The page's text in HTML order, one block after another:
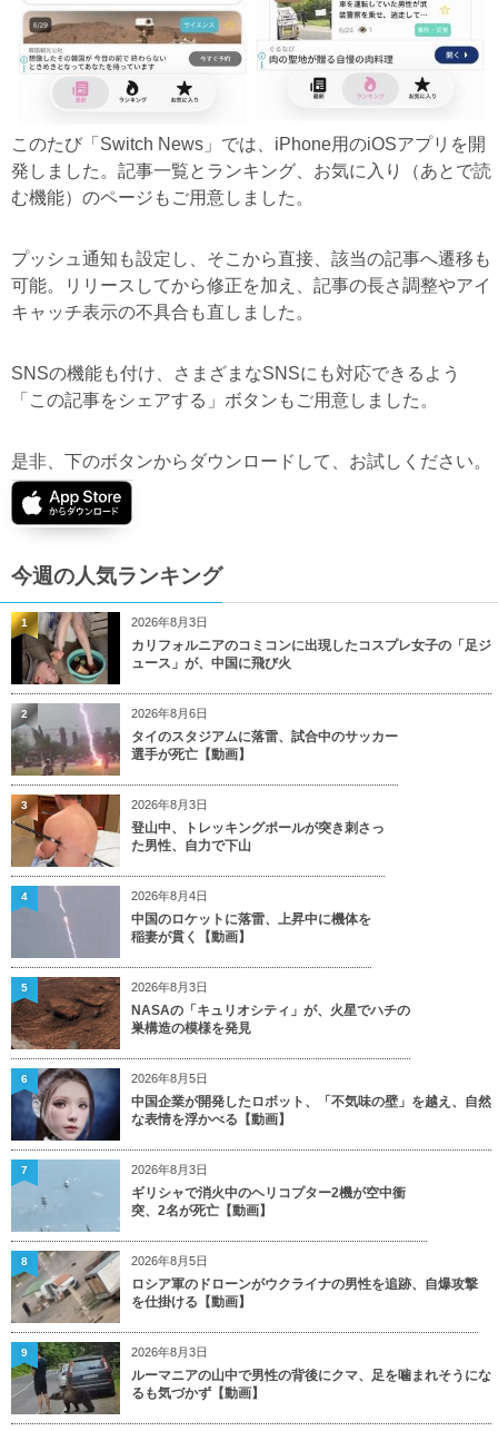
このたび「Switch News」では、iPhone用のiOSアプリを開
発しました。記事一覧とランキング、お気に入り（あとで読
む機能）のページもご用意しました。
プッシュ通知も設定し、そこから直接、該当の記事へ遷移も
可能。リリースしてから修正を加え、記事の長さ調整やアイ
キャッチ表示の不具合も直しました。
SNSの機能も付け、さまざまなSNSにも対応できるよう
「この記事をシェアする」ボタンもご用意しました。
是非、下のボタンからダウンロードして、お試しください。
今週の人気ランキング
2026年8月3日
カリフォルニアのコミコンに出現したコスプレ女子の「足ジ
ュース」が、中国に飛び火
1
2026年8月6日
タイのスタジアムに落雷、試合中のサッカー
選手が死亡【動画】
2
2026年8月3日
登山中、トレッキングポールが突き刺さっ
た男性、自力で下山
3
2026年8月4日
中国のロケットに落雷、上昇中に機体を
稲妻が貫く【動画】
4
2026年8月3日
NASAの「キュリオシティ」が、火星でハチの
巣構造の模様を発見
5
2026年8月5日
中国企業が開発したロボット、「不気味の壁」を越え、自然
な表情を浮かべる【動画】
6
2026年8月3日
ギリシャで消火中のヘリコプター2機が空中衝
突、2名が死亡【動画】
7
2026年8月5日
ロシア軍のドローンがウクライナの男性を追跡、自爆攻撃
を仕掛ける【動画】
8
2026年8月3日
ルーマニアの山中で男性の背後にクマ、足を噛まれそうにな
るも気づかず【動画】
9